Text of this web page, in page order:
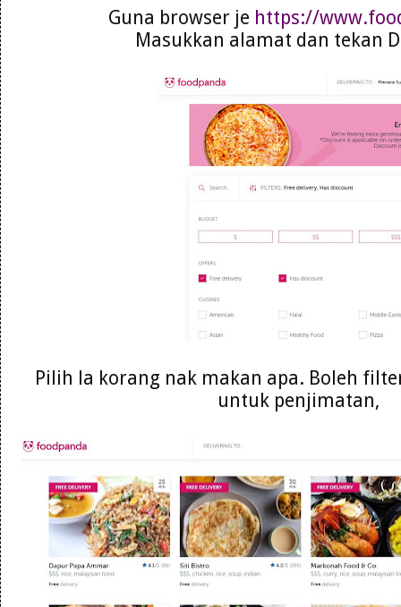
Guna browser je https://
Masukkan alamat dan tekan
Pilih la korang nak makan apa. Boleh
untuk penjimatan,